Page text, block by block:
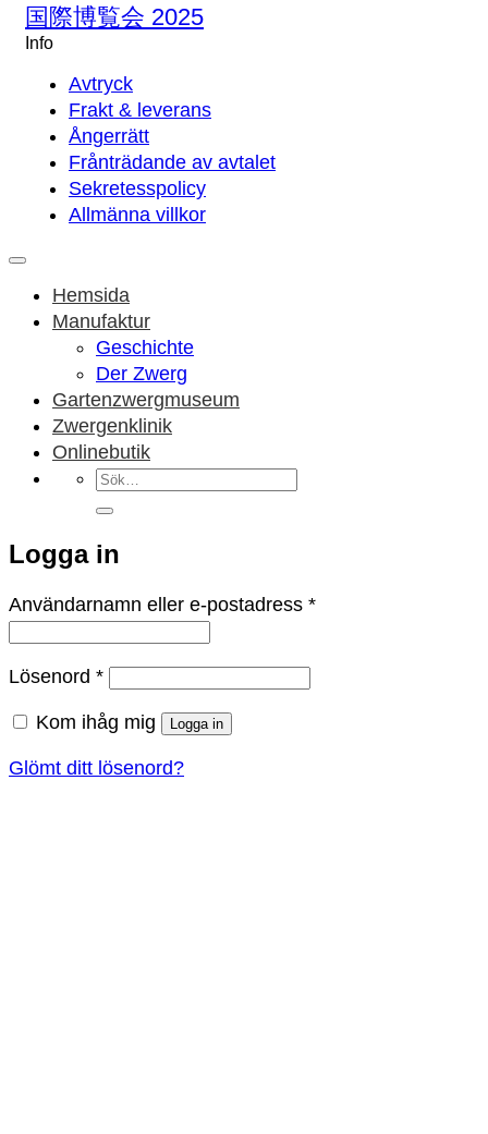
国際博覧会 2025
Info
Avtryck
Frakt & leverans
Ångerrätt
Frånträdande av avtalet
Sekretesspolicy
Allmänna villkor
Hemsida
Manufaktur
Geschichte
Der Zwerg
Gartenzwergmuseum
Zwergenklinik
Onlinebutik
Sök
efter:
Logga in
Användarnamn eller e-postadress *Obligatoriskt
Lösenord *Obligatoriskt
Kom ihåg mig Logga in
Glömt ditt lösenord?